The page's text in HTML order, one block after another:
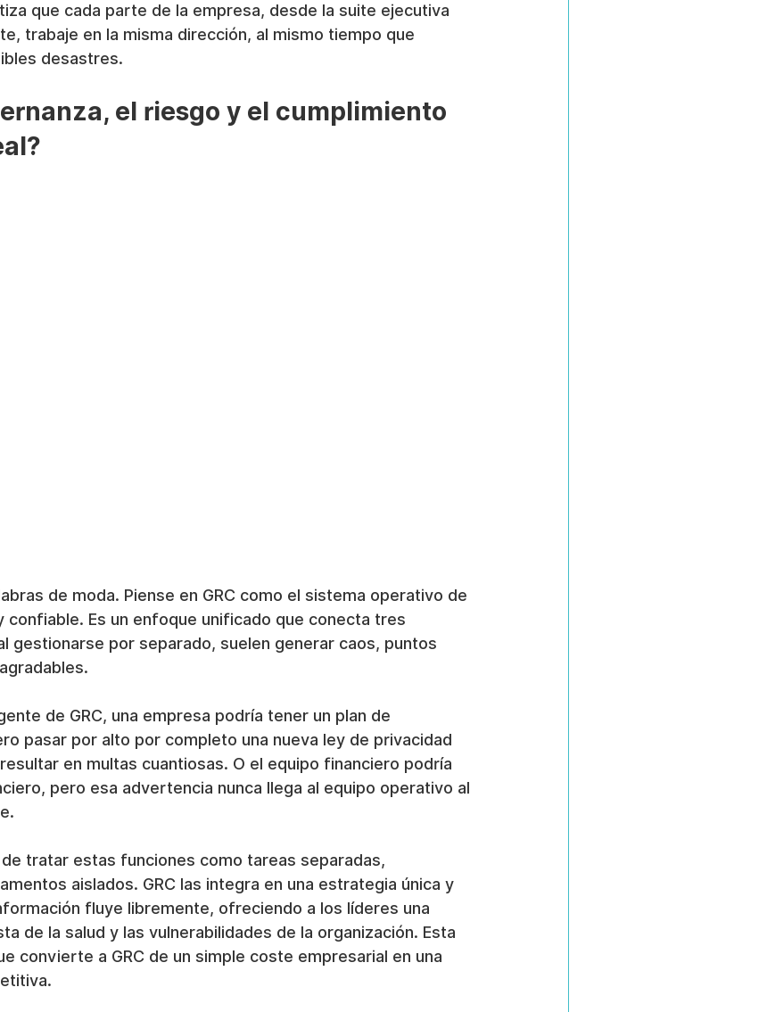
que cada parte de la empresa, desde la suite ejecutiva
trabaje en la misma dirección, al mismo tiempo que
desastres.
el riesgo y el cumplimiento
de moda. Piense en GRC como el sistema operativo de
confiable. Es un enfoque unificado que conecta tres
gestionarse por separado, suelen generar caos, puntos
de GRC, una empresa podría tener un plan de
pasar por alto por completo una nueva ley de privacidad
en multas cuantiosas. O el equipo financiero podría
pero esa advertencia nunca llega al equipo operativo al
tratar estas funciones como tareas separadas,
aislados. GRC las integra en una estrategia única y
fluye libremente, ofreciendo a los líderes una
de la salud y las vulnerabilidades de la organización. Esta
convierte a GRC de un simple coste empresarial en una